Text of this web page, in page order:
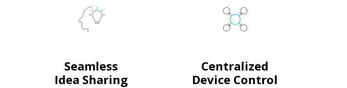
Seamless
Idea Sharing
Centralized
Device Control